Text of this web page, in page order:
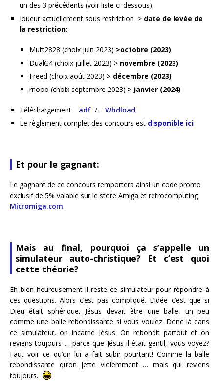
un des 3 précédents (voir liste ci-dessous).
Joueur actuellement sous restriction > date de levée de
la restriction:
Mutt2828 (choix juin 2023) >octobre (2023)
DualG4 (choix juillet 2023) > novembre (2023)
Freed (choix août 2023) > décembre (2023)
rnooo (choix septembre 2023) > janvier (2024)
Téléchargement: adf /– Whdload.
Le règlement complet des concours est disponible ici
Et pour le gagnant:
Le gagnant de ce concours remportera ainsi un code promo
exclusif de 5% valable sur le store Amiga et retrocomputing
Micromiga.com.
Mais au final, pourquoi ça s’appelle un
simulateur auto-christique? Et c’est quoi
cette théorie?
Eh bien heureusement il reste ce simulateur pour répondre à
ces questions. Alors c’est pas compliqué. L’idée c’est que si
Dieu était sphérique, Jésus devait être une balle, un peu
comme une balle rebondissante si vous voulez. Donc là dans
ce simulateur, on incarne Jésus. On rebondit partout et on
reviens toujours … parce que Jésus il était gentil, vous voyez?
Faut voir ce qu’on lui a fait subir pourtant! Comme la balle
rebondissante qu’on jette violemment … mais qui reviens
toujours.